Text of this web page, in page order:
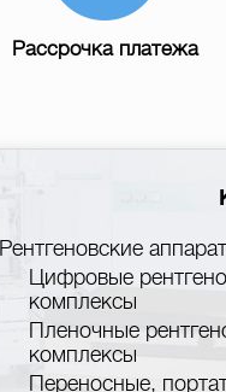
Рассрочка платежа
Рентгеновские
Цифровые
комплексы
Пленочные
комплексы
Переносные,